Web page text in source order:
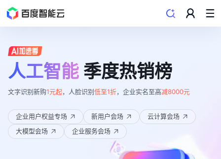
人工智能 季度热销榜
文字识别新购1元起，人脸识别 低至1折，企业实名至高减8000元
企业用户权益专场 新用户会场
云计算会场
大模型会场
企业服务会场